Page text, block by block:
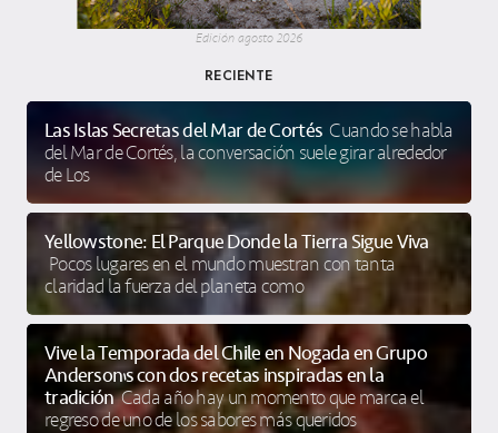
Edición agosto 2026
RECIENTE
Las Islas Secretas del Mar de Cortés Cuando se habla
del Mar de Cortés, la conversación suele girar alrededor
de Los
Yellowstone: El Parque Donde la Tierra Sigue Viva
Pocos lugares en el mundo muestran con tanta
claridad la fuerza del planeta como
Vive la Temporada del Chile en Nogada en Grupo
Anderson’s con dos recetas inspiradas en la
tradición Cada año hay un momento que marca el
regreso de uno de los sabores más queridos